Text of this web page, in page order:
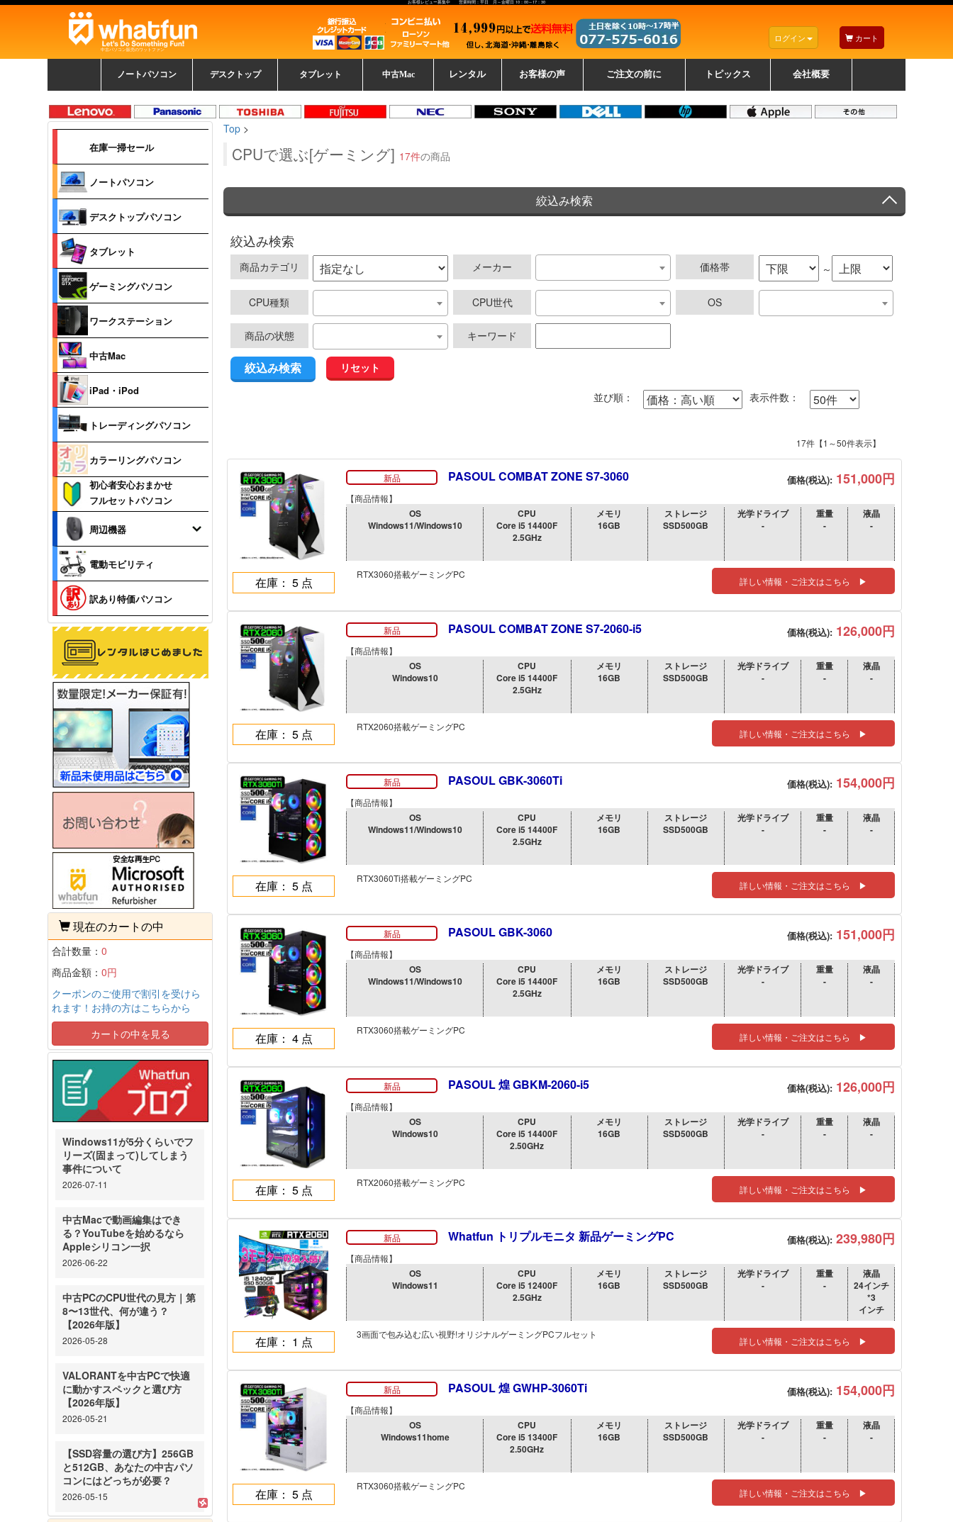
お客様レビュー募集中 営業時間：平日 月～金曜日 10：00～17：30
中古パソコン販売のワットファン
ログイン カート
ノートパソコン
覧
パソコン
ッカード
デスクトップ
中古デスクトップ一覧
新品デスクトップ一
ゲーミングパソコン
トレーディングパソ
ッカード
タブレット 中古Mac レンタル お客様の声 ご注文の前に トピックス 会社概要
Top >
CPUで選ぶ[ゲーミング] 17件の商品
絞込み検索
絞込み検索
商品カテゴリ メーカー 価格帯 ～
CPU種類 CPU世代 OS
商品の状態 キーワード
リセット
並び順： 表示件数：
17件【1～50件表示】
在庫： 5 点
新品 PASOUL COMBAT ZONE S7-3060 価格(税込): 151,000円
【商品情報】
OS
Windows11/Windows10
CPU
Core i5 14400F
2.5GHz
メモリ
16GB
ストレージ
SSD500GB
光学ドライブ
-
重量
-
液晶
-
RTX3060搭載ゲーミングPC
詳しい情報・ご注文はこちら ▶
在庫： 5 点
新品 PASOUL COMBAT ZONE S7-2060-i5 価格(税込): 126,000円
【商品情報】
OS
Windows10
CPU
Core i5 14400F
2.5GHz
メモリ
16GB
ストレージ
SSD500GB
光学ドライブ
-
重量
-
液晶
-
RTX2060搭載ゲーミングPC
詳しい情報・ご注文はこちら ▶
在庫： 5 点
新品 PASOUL GBK-3060Ti 価格(税込): 154,000円
【商品情報】
OS
Windows11/Windows10
CPU
Core i5 14400F
2.5GHz
メモリ
16GB
ストレージ
SSD500GB
光学ドライブ
-
重量
-
液晶
-
RTX3060Ti搭載ゲーミングPC
詳しい情報・ご注文はこちら ▶
在庫： 4 点
新品 PASOUL GBK-3060 価格(税込): 151,000円
【商品情報】
OS
Windows11/Windows10
CPU
Core i5 14400F
2.5GHz
メモリ
16GB
ストレージ
SSD500GB
光学ドライブ
-
重量
-
液晶
-
RTX3060搭載ゲーミングPC
詳しい情報・ご注文はこちら ▶
在庫： 5 点
新品 PASOUL 煌 GBKM-2060-i5 価格(税込): 126,000円
【商品情報】
OS
Windows10
CPU
Core i5 14400F
2.50GHz
メモリ
16GB
ストレージ
SSD500GB
光学ドライブ
-
重量
-
液晶
-
RTX2060搭載ゲーミングPC
詳しい情報・ご注文はこちら ▶
在庫： 1 点
新品 Whatfun トリプルモニタ 新品ゲーミングPC 価格(税込): 239,980円
【商品情報】
OS
Windows11
CPU
Core i5 12400F
2.5GHz
メモリ
16GB
ストレージ
SSD500GB
光学ドライブ
-
重量
-
液晶
24インチ
*3
インチ
3画面で包み込む広い視野!オリジナルゲーミングPCフルセット
詳しい情報・ご注文はこちら ▶
在庫： 5 点
新品 PASOUL 煌 GWHP-3060Ti 価格(税込): 154,000円
【商品情報】
OS
Windows11home
CPU
Core i5 13400F
2.50GHz
メモリ
16GB
ストレージ
SSD500GB
光学ドライブ
-
重量
-
液晶
-
RTX3060搭載ゲーミングPC
詳しい情報・ご注文はこちら ▶
在庫一掃セール
ノートパソコン
デスクトップパソコン
タブレット
ゲーミングパソコン
ワークステーション
中古Mac
iPad・iPod
トレーディングパソコン
カラーリングパソコン
初心者安心おまかせ
フルセットパソコン
周辺機器
電動モビリティ
訳あり特価パソコン
現在のカートの中
合計数量： 0
商品金額： 0円
クーポンのご使用で割引を受けら
れます！お持の方はこちらから
カートの中を見る
Windows11が5分くらいでフ
リーズ(固まって)してしまう
事件について
2026-07-11
中古Macで動画編集はでき
る？YouTubeを始めるなら
Appleシリコン一択
2026-06-22
中古PCのCPU世代の見方｜第
8〜13世代、何が違う？
【2026年版】
2026-05-28
VALORANTを中古PCで快適
に動かすスペックと選び方
【2026年版】
2026-05-21
【SSD容量の選び方】256GB
と512GB、あなたの中古パソ
コンにはどっちが必要？
2026-05-15